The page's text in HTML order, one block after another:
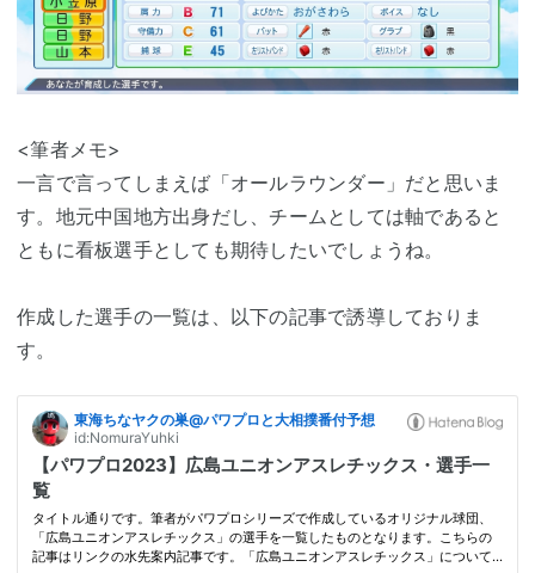
<筆者メモ>
一言で言ってしまえば「オールラウンダー」だと思いま
す。地元中国地方出身だし、チームとしては軸であると
ともに看板選手としても期待したいでしょうね。
作成した選手の一覧は、以下の記事で誘導しておりま
す。